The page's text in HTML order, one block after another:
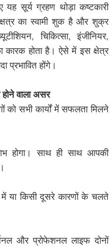
यह सूर्य ग्रहण थोड़ा कष्टकारी
का स्वामी शुक है और शुक्र
चिकित्सा, इंजीनियर,
कारक होता है। ऐसे में इस क्षेत्र
प्रभावित होंगे।
वाला असर
को सभी कार्यों में सफलता मिलने
होगा। साथ ही साथ आपकी
या किसी दूसरे कारणों के चलते
और प्रोफेशनल लाइफ दोनों